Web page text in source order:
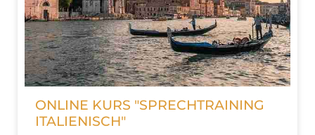
ONLINE KURS "SPRECHTRAINING
ITALIENISCH"